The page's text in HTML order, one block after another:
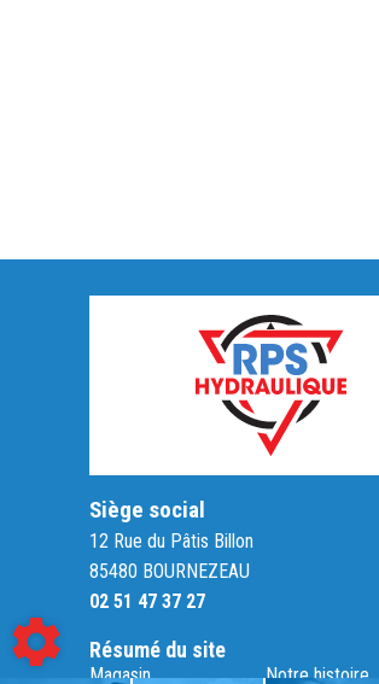
Siège social
12 Rue du Pâtis Billon
85480 BOURNEZEAU
02 51 47 37 27
Résumé du site
Magasin
Notre histoire